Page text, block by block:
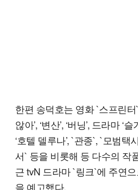
한편 송덕호는 영화 `스프린터
않아’, ‘변산’, ‘버닝’, 드라마 ‘
‘호텔 델루나’, `관종`, `모범택
서` 등을 비롯해 등 다수의 작
근 tvN 드라마 `링크`에 주연
을 예고했다.